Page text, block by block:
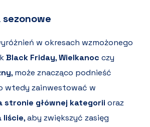
w okresach wzmożonego
Black Friday,Wielkanoc czy
, może znacząco podnieść
wtedy zainwestować w
stronie głównej kategorii oraz
liście, aby zwiększyć zasięg